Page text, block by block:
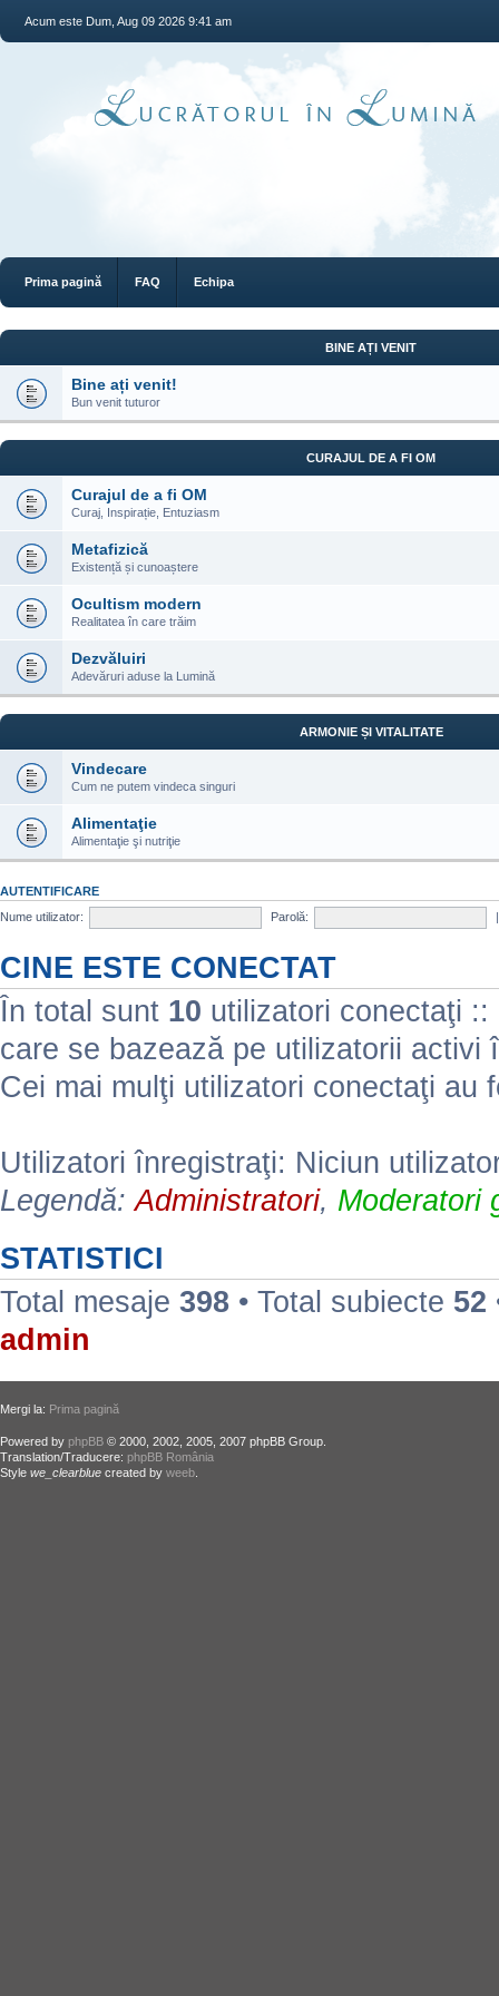
Acum este Dum, Aug 09 2026 9:41 am
Prima pagină FAQ Echipa
BINE AȚI VENIT
Bine ați venit!
Bun venit tuturor
CURAJUL DE A FI OM
Curajul de a fi OM
Curaj, Inspirație, Entuziasm
Metafizică
Existență și cunoaștere
Ocultism modern
Realitatea în care trăim
Dezvăluiri
Adevăruri aduse la Lumină
ARMONIE ȘI VITALITATE
Vindecare
Cum ne putem vindeca singuri
Alimentaţie
Alimentaţie şi nutriţie
AUTENTIFICARE
Nume utilizator:
Parolă:
CINE ESTE CONECTAT
În total sunt 10 utilizatori conectaţi
care se bazează pe utilizatorii activi
Cei mai mulţi utilizatori conectaţi au
Utilizatori înregistraţi: Niciun
Legendă:Administratori, Moderatori
STATISTICI
Total mesaje 398 • Total subiecte 52
admin
Mergi la: Prima pagină
Powered by phpBB © 2000, 2002, 2005, 2007 phpBB Group.
Translation/Traducere: phpBB România
Style we_clearblue created by weeb